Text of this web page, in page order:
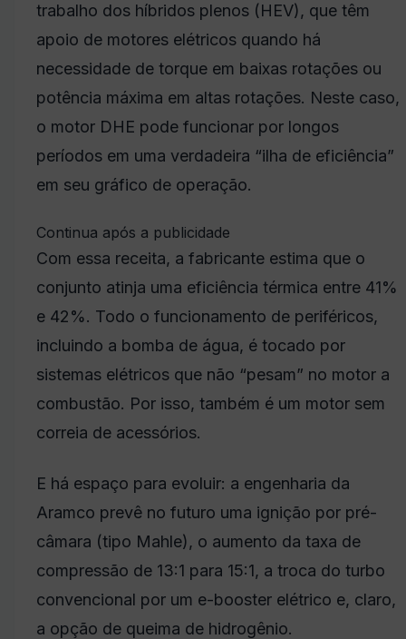
trabalho dos híbridos plenos (HEV), que têm
apoio de motores elétricos quando há
necessidade de torque em baixas rotações ou
potência máxima em altas rotações. Neste caso,
o motor DHE pode funcionar por longos
períodos em uma verdadeira “ilha de eficiência”
em seu gráfico de operação.
Continua após a publicidade
Com essa receita, a fabricante estima que o
conjunto atinja uma eficiência térmica entre 41%
e 42%. Todo o funcionamento de periféricos,
incluindo a bomba de água, é tocado por
sistemas elétricos que não “pesam” no motor a
combustão. Por isso, também é um motor sem
correia de acessórios.
E há espaço para evoluir: a engenharia da
Aramco prevê no futuro uma ignição por pré-
câmara (tipo Mahle), o aumento da taxa de
compressão de 13:1 para 15:1, a troca do turbo
convencional por um e-booster elétrico e, claro,
a opção de queima de hidrogênio.